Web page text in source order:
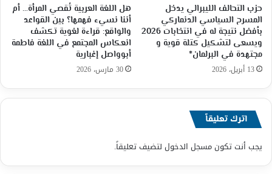
حزب التحالف الليبرالي يدخل
المسرح السياسي الدنماركي
بأفضل نتيجة له في انتخابات 2026
ويسعى لتشكيل كتلة قوية و
مجتهدة في البرلمان*
13 أبريل، 2026
هل اللغة العربية تُقصي المرأة… أم
أننا نسيء فهمها؟ بين القواعد
والواقع: قراءة لغوية تكشف
انعكاس المجتمع في اللغة فاطمة
أبوواصل إغبارية
30 مارس، 2026
اترك تعليقاً
يجب أنت تكونمسجل الدخول لتضيف تعليقاً.